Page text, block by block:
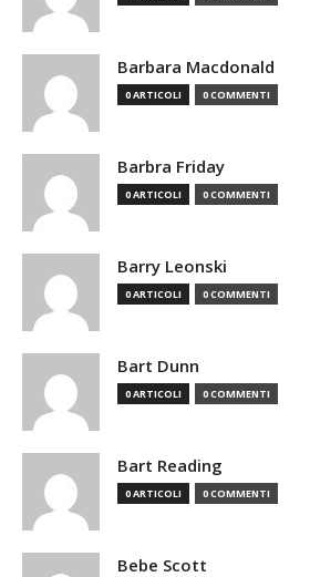
Barbara Macdonald
0 ARTICOLI 0 COMMENTI
Barbra Friday
0 ARTICOLI 0 COMMENTI
Barry Leonski
0 ARTICOLI 0 COMMENTI
Bart Dunn
0 ARTICOLI 0 COMMENTI
Bart Reading
0 ARTICOLI 0 COMMENTI
Bebe Scott